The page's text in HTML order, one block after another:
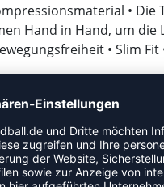
•
Hand in Hand, um die
• Slim Fit